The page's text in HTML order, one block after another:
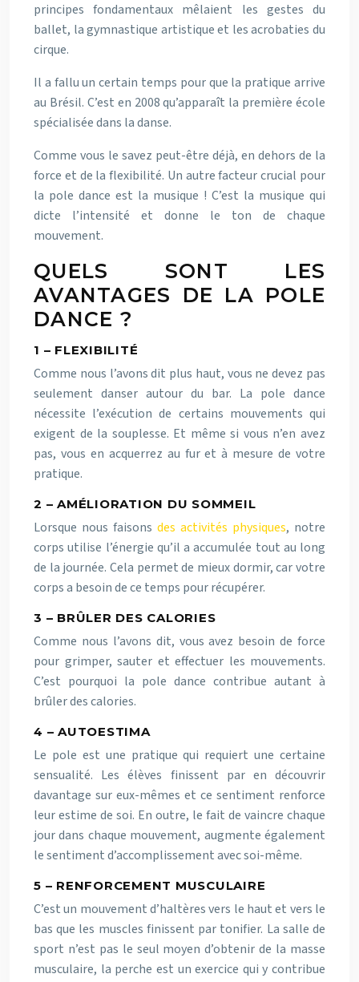
principes fondamentaux mêlaient les gestes du
ballet, la gymnastique artistique et les acrobaties du
cirque.
Il a fallu un certain temps pour que la pratique arrive
au Brésil. C’est en 2008 qu’apparaît la première école
spécialisée dans la danse.
Comme vous le savez peut-être déjà, en dehors de la
force et de la flexibilité. Un autre facteur crucial pour
la pole dance est la musique ! C’est la musique qui
dicte l’intensité et donne le ton de chaque
mouvement.
QUELS SONT LES
AVANTAGES DE LA POLE
DANCE ?
1 – FLEXIBILITÉ
Comme nous l’avons dit plus haut, vous ne devez pas
seulement danser autour du bar. La pole dance
nécessite l’exécution de certains mouvements qui
exigent de la souplesse. Et même si vous n’en avez
pas, vous en acquerrez au fur et à mesure de votre
pratique.
2 – AMÉLIORATION DU SOMMEIL
Lorsque nous faisons des activités physiques, notre
corps utilise l’énergie qu’il a accumulée tout au long
de la journée. Cela permet de mieux dormir, car votre
corps a besoin de ce temps pour récupérer.
3 – BRÛLER DES CALORIES
Comme nous l’avons dit, vous avez besoin de force
pour grimper, sauter et effectuer les mouvements.
C’est pourquoi la pole dance contribue autant à
brûler des calories.
4 – AUTOESTIMA
Le pole est une pratique qui requiert une certaine
sensualité. Les élèves finissent par en découvrir
davantage sur eux-mêmes et ce sentiment renforce
leur estime de soi. En outre, le fait de vaincre chaque
jour dans chaque mouvement, augmente également
le sentiment d’accomplissement avec soi-même.
5 – RENFORCEMENT MUSCULAIRE
C’est un mouvement d’haltères vers le haut et vers le
bas que les muscles finissent par tonifier. La salle de
sport n’est pas le seul moyen d’obtenir de la masse
musculaire, la perche est un exercice qui y contribue